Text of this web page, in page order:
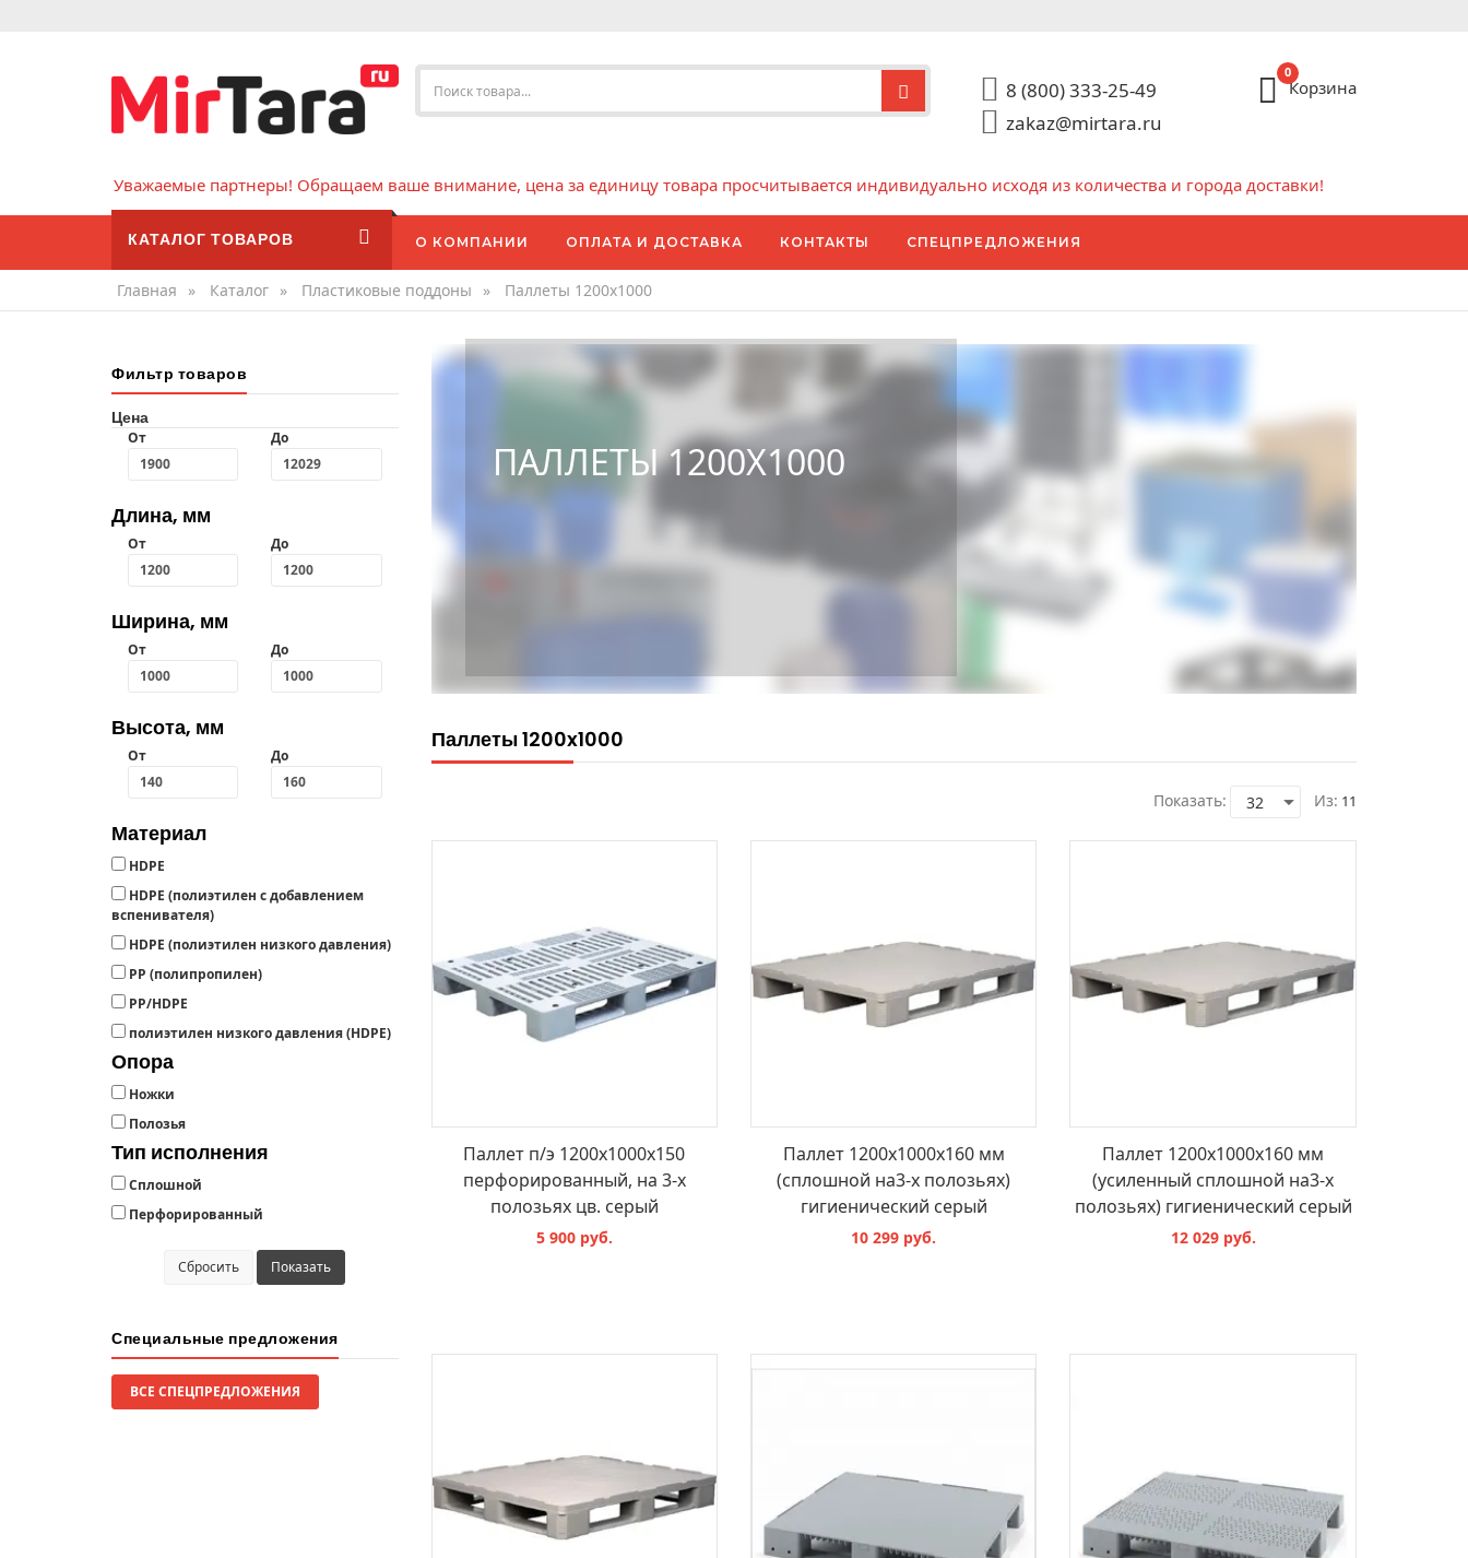
8 (800) 333-25-49
zakaz@mirtara.ru
0
Корзина
Уважаемые партнеры! Обращаем ваше внимание, цена за единицу товара просчитывается индивидуально исходя из количества и города доставки!
КАТАЛОГ ТОВАРОВ О КОМПАНИИ ОПЛАТА И ДОСТАВКА КОНТАКТЫ СПЕЦПРЕДЛОЖЕНИЯ
Главная » Каталог » Пластиковые поддоны » Паллеты 1200x1000
ПАЛЛЕТЫ 1200X1000
Паллеты 1200x1000
Из: 11
Показать:
Паллет п/э 1200x1000х150
перфорированный, на 3-х
полозьях цв. серый
5 900 руб.
Паллет 1200х1000х160 мм
(cплошной на3-х полозьях)
гигиенический серый
10 299 руб.
Паллет 1200х1000х160 мм
(усиленный cплошной на3-х
полозьях) гигиенический серый
12 029 руб.
Фильтр товаров
Цена
От До
Длина, мм
От До
Ширина, мм
От До
Высота, мм
От До
Материал
HDPE
HDPE (полиэтилен с добавлением
вспенивателя)
HDPЕ (полиэтилен низкого давления)
РР (полипропилен)
РР/HDPE
полиэтилен низкого давления (HDPE)
Опора
Ножки
Полозья
Тип исполнения
Сплошной
Перфорированный
Сбросить Показать
Специальные предложения
ВСЕ СПЕЦПРЕДЛОЖЕНИЯ